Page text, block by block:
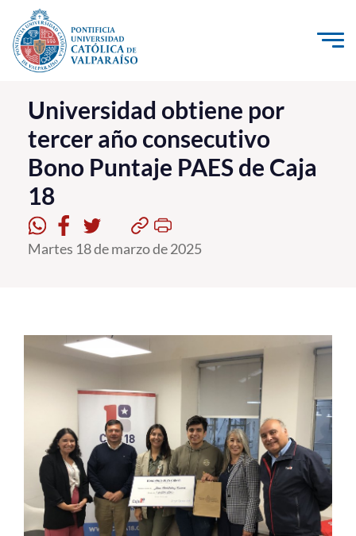
Click acá para ir directamente al contenido
La Universidad
Investigación, Creación e Innovación
PUCV Internacional
Vinculación con el Medio
Admisión
Formación Continua
Estudiantes
Académicos
Funcionarios
Alumni
Universidad obtiene por
tercer año consecutivo
Bono Puntaje PAES de Caja
18
Martes 18 de marzo de 2025